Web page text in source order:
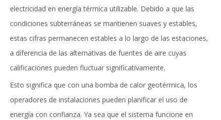
electricidad en energía térmica utilizable. Debido a que las
condiciones subterráneas se mantienen suaves y estables,
estas cifras permanecen estables a lo largo de las estaciones,
a diferencia de las alternativas de fuentes de aire cuyas
calificaciones pueden fluctuar significativamente.
Esto significa que con una bomba de calor geotérmica, los
operadores de instalaciones pueden planificar el uso de
energía con confianza. Ya sea que el sistema funcione en